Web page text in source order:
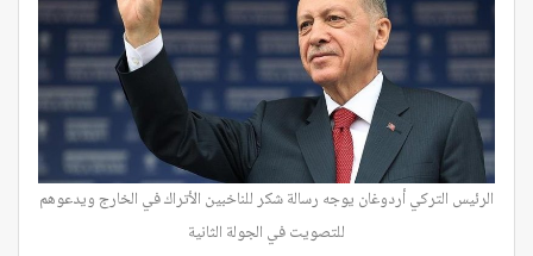
الرئيس التركي أردوغان يوجه رسالة شكر للناخبين الأتراك في الخارج ويدعوهم
للتصويت في الجولة الثانية